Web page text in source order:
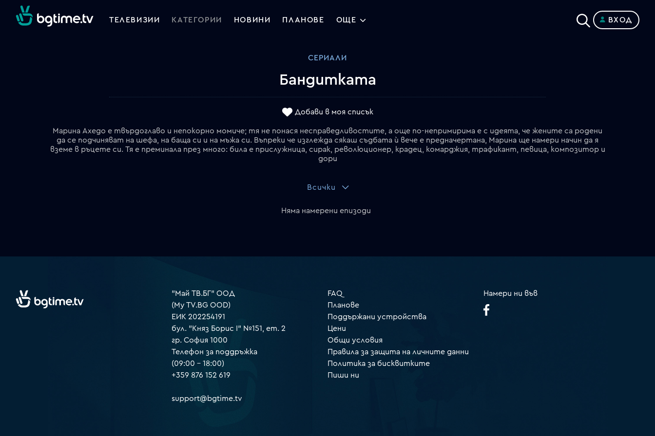
ТЕЛЕВИЗИИ КАТЕГОРИИ НОВИНИ ПЛАНОВЕ ОЩЕ ВХОД
СЕРИАЛИ
Бандитката
Добави в моя списък
Марина Ахедо е твърдоглаво и непокорно момиче; тя не понася несправедливостите, а още по-непримирима е с идеята, че жените са родени
да се подчиняват на шефа, на баща си и на мъжа си. Въпреки че изглежда сякаш съдбата ѝ вече е предначертана, Марина ще намери начин да я
вземе в ръцете си. Тя е преминала през много: била е прислужница, сирак, революционер, крадец, комарджия, трафикант, певица, композитор и
дори
Всички
Няма намерени епизоди
"Май ТВ.БГ" ООД
(My TV.BG OOD)
ЕИК 202254191
бул. "Княз Борис I" №151, ет. 2
гр. София 1000
Телефон за поддръжка
(09:00 – 18:00)
+359 876 152 619
support@bgtime.tv
FAQ
Планове
Поддържани устройства
Цени
Общи условия
Правила за защита на личните данни
Политика за бисквитките
Пиши ни
Намери ни във